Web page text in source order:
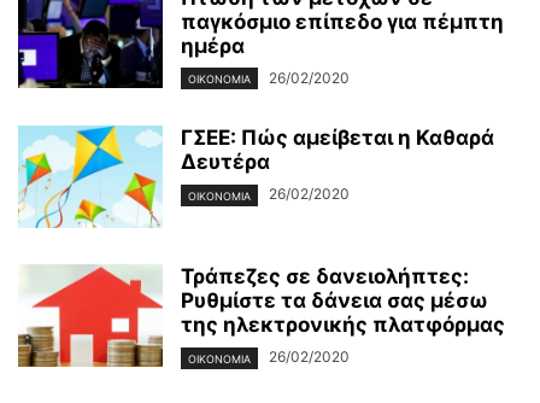
παγκόσμιο επίπεδο για πέμπτη
ημέρα
ΟΙΚΟΝΟΜΊΑ 26/02/2020
ΓΣΕΕ: Πώς αμείβεται η Καθαρά
Δευτέρα
ΟΙΚΟΝΟΜΊΑ 26/02/2020
Τράπεζες σε δανειολήπτες:
Ρυθμίστε τα δάνεια σας μέσω
της ηλεκτρονικής πλατφόρμας
ΟΙΚΟΝΟΜΊΑ 26/02/2020